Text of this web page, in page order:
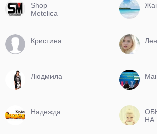
Shop
Metelica
Кристина
Людмила
Надежда
НА